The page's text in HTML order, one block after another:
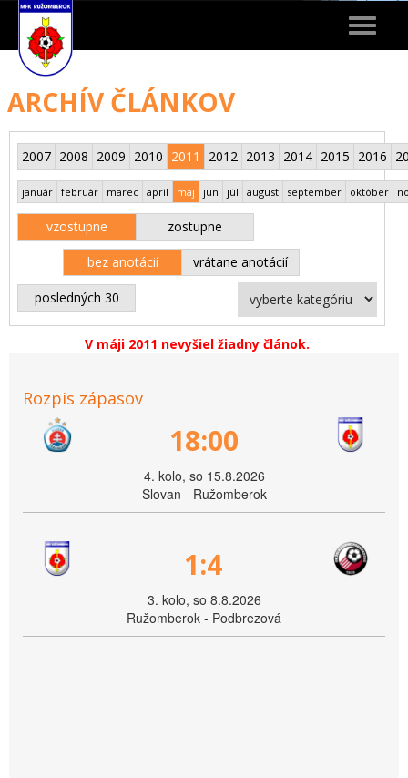
Toggle
ARCHÍV ČLÁNKOV
2007 2008 2009 2010 2011 2012 2013 2014 2015 2016
január február marec apríl máj jún júl august september október
vzostupne zostupne
bez anotácií vrátane anotácií
posledných 30
V máji 2011 nevyšiel žiadny článok.
Rozpis zápasov
18:00
4. kolo, so 15.8.2026
Slovan - Ružomberok
1:4
3. kolo, so 8.8.2026
Ružomberok - Podbrezová